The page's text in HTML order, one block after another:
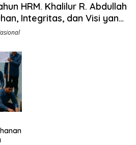
HRM. Khalilur R. Abdullah
Integritas, dan Visi yang